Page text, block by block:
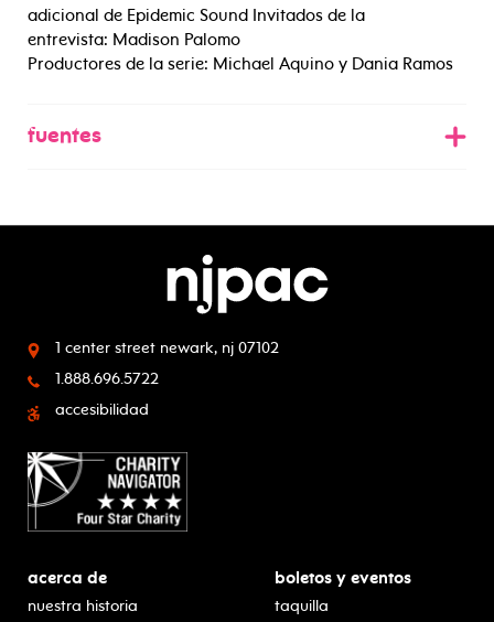
adicional de Epidemic Sound Invitados de la
entrevista: Madison Palomo
Productores de la serie: Michael Aquino y Dania Ramos
fuentes
1 center street newark, nj 07102
1.888.696.5722
accesibilidad
acerca de
nuestra historia
boletos y eventos
taquilla